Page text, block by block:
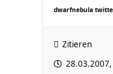
dwarfnebula
Zitieren